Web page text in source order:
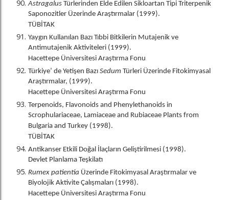
Astragalus Türlerinden Elde Edilen Sikloartan Tipi Triterpenik
Saponozitler Üzerinde Araştırmalar (1999).
TÜBİTAK
Yaygın Kullanılan Bazı Tıbbi Bitkilerin Mutajenik ve
Antimutajenik Aktiviteleri (1999).
Hacettepe Üniversitesi Araştırma Fonu
Türkiye’ de Yetişen Bazı Sedum Türleri Üzerinde Fitokimyasal
Araştırmalar, (1999).
Hacettepe Üniversitesi Araştırma Fonu
Terpenoids, Flavonoids and Phenylethanoids in
Scrophulariaceae, Lamiaceae and Rubiaceae Plants from
Bulgaria and Turkey (1998).
TÜBİTAK
Antikanser Etkili Doğal İlaçların Geliştirilmesi (1998).
Devlet Planlama Teşkilatı
Rumex patientia Üzerinde Fitokimyasal Araştırmalar ve
Biyolojik Aktivite Çalışmaları (1998).
Hacettepe Üniversitesi Araştırma Fonu